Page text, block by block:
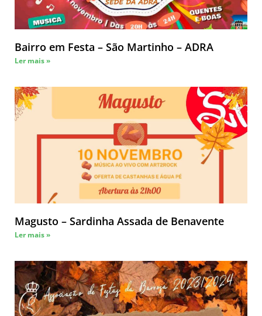
Bairro em Festa – São Martinho – ADRA
Ler mais »
Magusto – Sardinha Assada de Benavente
Ler mais »